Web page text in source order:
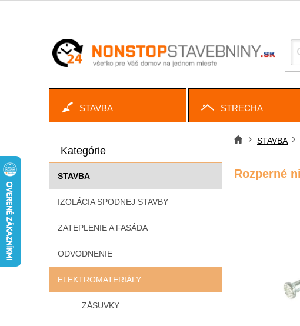
STAVBA STRECHA
n
p
kategórie
Kategórie
STAVBA
IZOLÁCIA SPODNEJ STAVBY
ZATEPLENIE A FASÁDA
ODVODNENIE
ELEKTROMATERIÁLY
ZÁSUVKY
STAVBA
Rozperné